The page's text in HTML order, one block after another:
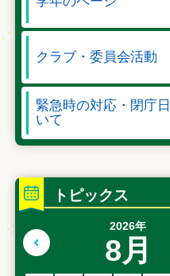
クラブ・委員会活動
緊急時の対応・閉庁
いて
トピックス
2026年
8月
前の月へ